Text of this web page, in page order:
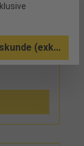
mit
(exkl.